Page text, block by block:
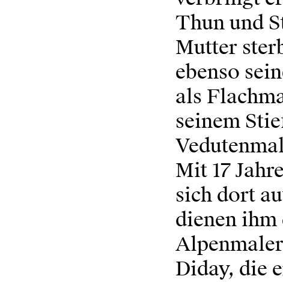
Thun und
Mutter
ebenso
als
seinem
Mit 17
sich dort
dienen ihm
Diday, die